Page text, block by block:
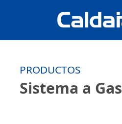
PRODUCTOS
Sistema a Gas